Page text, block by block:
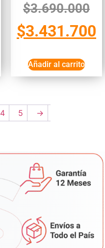
$3.690.000
$3.431.700
Añadir al carrito
4 5 →